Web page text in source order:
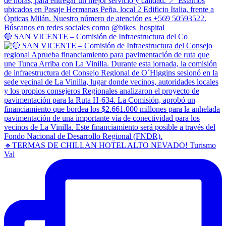
🔴 SAN VICENTE – Comisión de Infraestructura del Co
🔹TERMAS DE CHILLAN HOTEL ALTO NEVADO! Turismo
Val